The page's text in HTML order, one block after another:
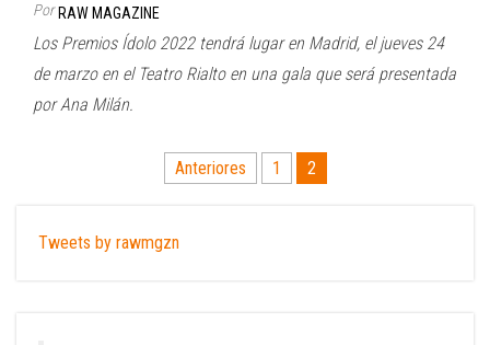
Por RAW MAGAZINE
Los Premios Ídolo 2022 tendrá lugar en Madrid, el jueves 24
de marzo en el Teatro Rialto en una gala que será presentada
por Ana Milán.
entradas
Anteriores 1 2
Tweets by rawmgzn